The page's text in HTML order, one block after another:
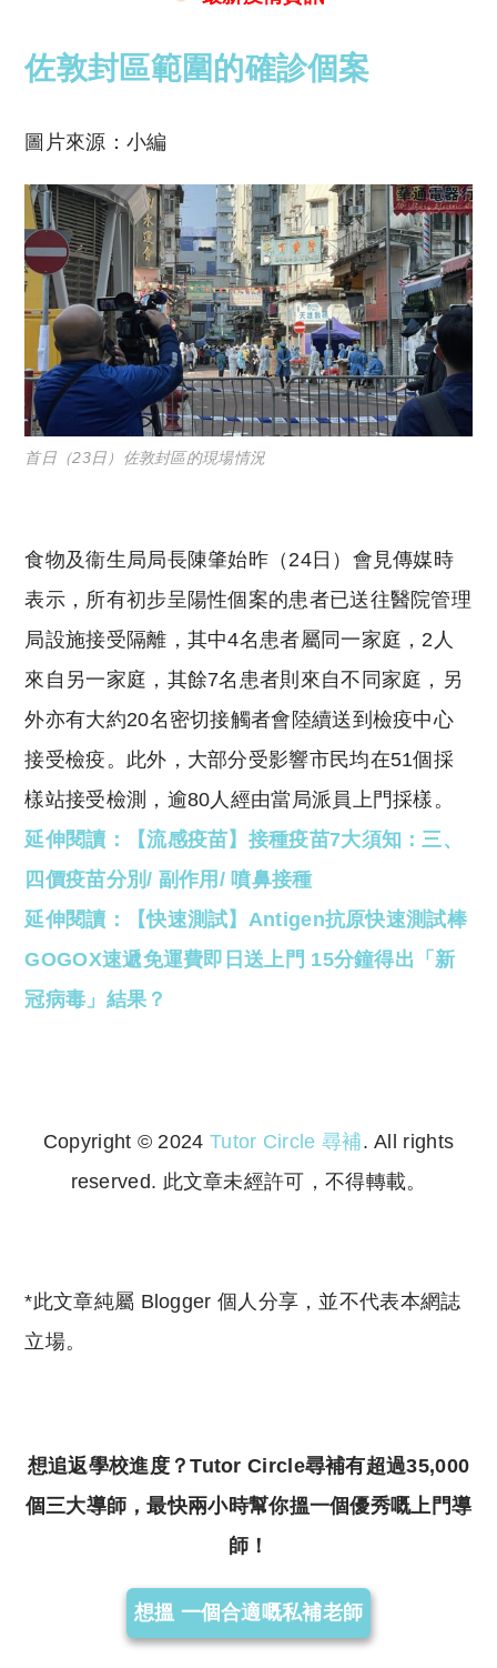
佐敦封區範圍的確診個案
圖片來源：小編
首日（23日）佐敦封區的現場情況
食物及衞生局局長陳肇始昨（24日）會見傳媒時
表示，所有初步呈陽性個案的患者已送往醫院管理
局設施接受隔離，其中4名患者屬同一家庭，2人
來自另一家庭，其餘7名患者則來自不同家庭，另
外亦有大約20名密切接觸者會陸續送到檢疫中心
接受檢疫。此外，大部分受影響市民均在51個採
樣站接受檢測，逾80人經由當局派員上門採樣。
延伸閱讀：【流感疫苗】接種疫苗7大須知：三、
四價疫苗分別/ 副作用/ 噴鼻接種
延伸閱讀：【快速測試】Antigen抗原快速測試棒
GOGOX速遞免運費即日送上門 15分鐘得出「新
冠病毒」結果？
Copyright © 2024 Tutor Circle 尋補. All rights
reserved. 此文章未經許可，不得轉載。
*此文章純屬 Blogger 個人分享，並不代表本網誌
立場。
想追返學校進度？Tutor Circle尋補有超過35,000
個三大導師，最快兩小時幫你搵一個優秀嘅上門導
師！
想搵 一個合適嘅私補老師